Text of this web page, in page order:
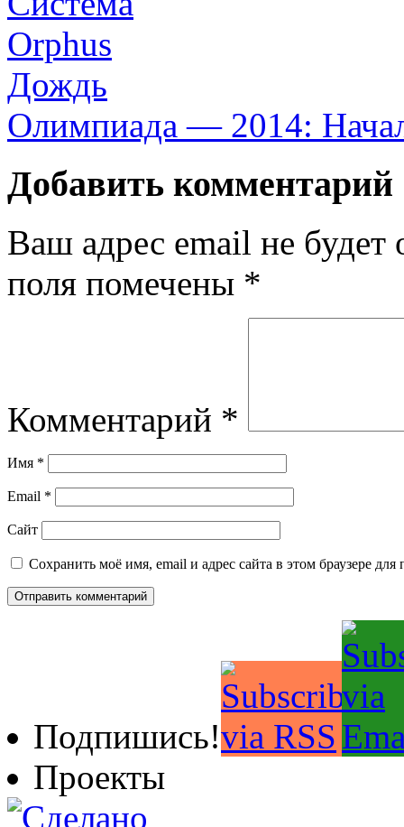
Дождь
Олимпиада — 2014:
Добавить комментарий
Ваш адрес email не будет
поля помечены *
Комментарий *
Имя *
Email *
Сайт
Сохранить моё имя, email и адрес сайта в этом браузере
Подпишись!
Проекты